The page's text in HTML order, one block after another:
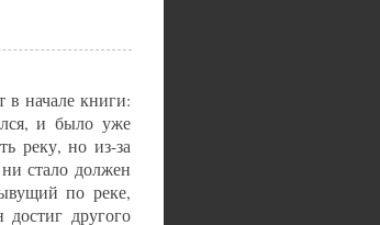
начале книги:
и было уже
реку, но из-за
стало должен
по реке,
другого